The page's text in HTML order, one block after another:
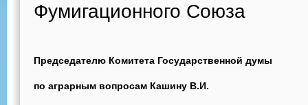
Фумигационного Союза
Председателю Комитета Государственной думы
по аграрным вопросам Кашину В.И.